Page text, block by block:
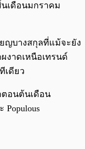
นเดือนมกราคม
ญบางสกุลที่แม้จะยัง
งาดเหนือเทรนด์
เดียว
อนต้นเดือน
Populous